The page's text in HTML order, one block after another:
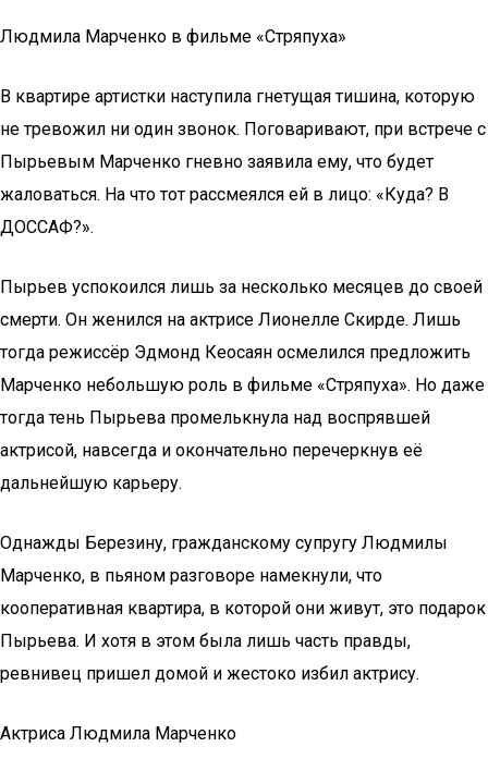
Людмила Марченко в фильме «Стряпуха»
В квартире артистки наступила гнетущая тишина, которую
не тревожил ни один звонок. Поговаривают, при встрече с
Пырьевым Марченко гневно заявила ему, что будет
жаловаться. На что тот рассмеялся ей в лицо: «Куда? В
ДОССАФ?».
Пырьев успокоился лишь за несколько месяцев до своей
смерти. Он женился на актрисе Лионелле Скирде. Лишь
тогда режиссёр Эдмонд Кеосаян осмелился предложить
Марченко небольшую роль в фильме «Стряпуха». Но даже
тогда тень Пырьева промелькнула над воспрявшей
актрисой, навсегда и окончательно перечеркнув её
дальнейшую карьеру.
Однажды Березину, гражданскому супругу Людмилы
Марченко, в пьяном разговоре намекнули, что
кооперативная квартира, в которой они живут, это подарок
Пырьева. И хотя в этом была лишь часть правды,
ревнивец пришел домой и жестоко избил актрису.
Актриса Людмила Марченко